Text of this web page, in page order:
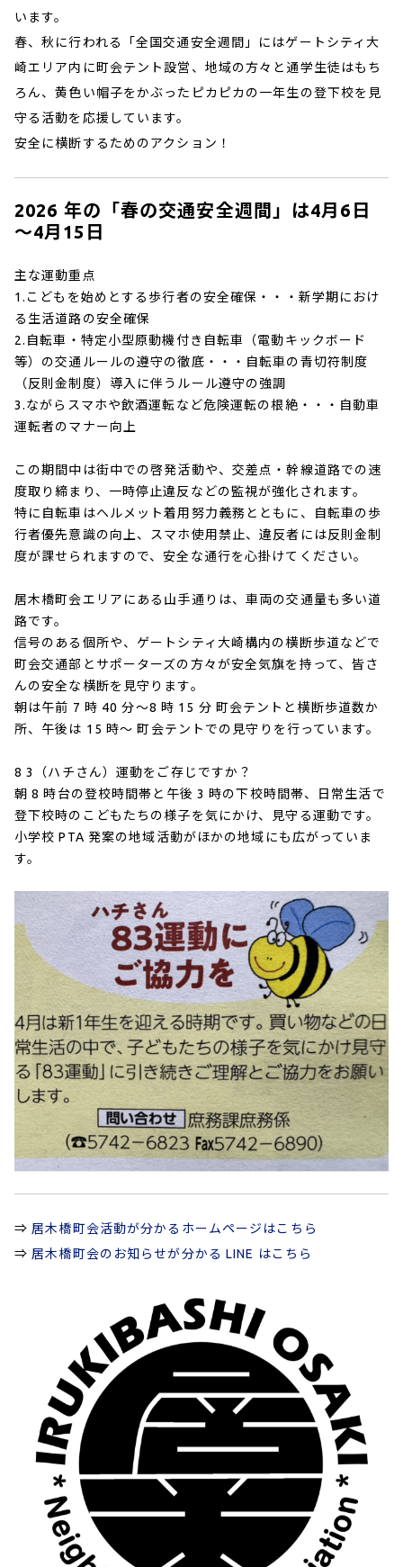
います。
春、秋に行われる「全国交通安全週間」にはゲートシティ大
崎エリア内に町会テント設営、地域の方々と通学生徒はもち
ろん、黄色い帽子をかぶったピカピカの一年生の登下校を見
守る活動を応援しています。
安全に横断するためのアクション！
2026 年の「春の交通安全週間」は4月6日
～4月15日
主な運動重点
1.こどもを始めとする歩行者の安全確保・・・新学期におけ
る生活道路の安全確保
2.自転車・特定小型原動機付き自転車（電動キックボード
等）の交通ルールの遵守の徹底・・・自転車の青切符制度
（反則金制度）導入に伴うルール遵守の強調
3.ながらスマホや飲酒運転など危険運転の根絶・・・自動車
運転者のマナー向上
この期間中は街中での啓発活動や、交差点・幹線道路での速
度取り締まり、一時停止違反などの監視が強化されます。
特に自転車はヘルメット着用努力義務とともに、自転車の歩
行者優先意識の向上、スマホ使用禁止、違反者には反則金制
度が課せられますので、安全な通行を心掛けてください。
居木橋町会エリアにある山手通りは、車両の交通量も多い道
路です。
信号のある個所や、ゲートシティ大崎構内の横断歩道などで
町会交通部とサポーターズの方々が安全気旗を持って、皆さ
んの安全な横断を見守ります。
朝は午前 7 時 40 分～8 時 15 分 町会テントと横断歩道数か
所、午後は 15 時～ 町会テントでの見守りを行っています。
8 3（ハチさん）運動をご存じですか？
朝 8 時台の登校時間帯と午後 3 時の下校時間帯、日常生活で
登下校時のこどもたちの様子を気にかけ、見守る運動です。
小学校 PTA 発案の地域活動がほかの地域にも広がっていま
す。
⇒居木橋町会活動が分かるホームページはこちら
⇒居木橋町会のお知らせが分かる LINE はこちら